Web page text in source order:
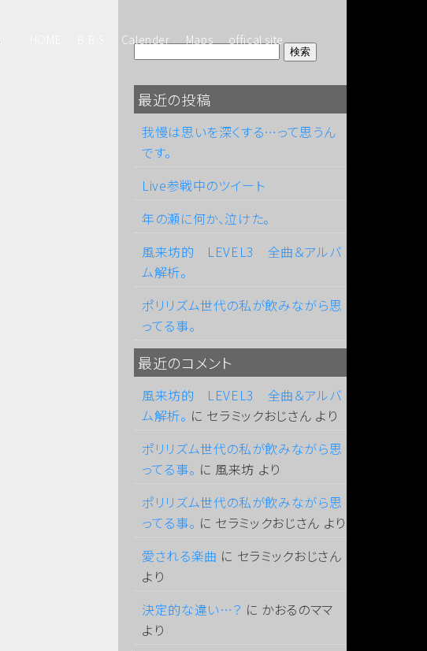
Calender Maps offical site
最近の投稿
我慢は思いを深くする…って思うん
です。
Live参戦中のツイート
年の瀬に何か、泣けた。
風来坊的 LEVEL3 全曲＆アルバ
ム解析。
ポリリズム世代の私が飲みながら思
ってる事。
最近のコメント
風来坊的 LEVEL3 全曲＆アルバ
ム解析。 に セラミックおじさん より
ポリリズム世代の私が飲みながら思
ってる事。 に 風来坊 より
ポリリズム世代の私が飲みながら思
ってる事。 に セラミックおじさん より
愛される楽曲 に セラミックおじさん
より
決定的な違い…？ に かおるのママ
より